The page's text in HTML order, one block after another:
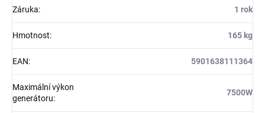
Záruka: 1 rok
Hmotnost: 165 kg
EAN: 5901638111364
Maximální výkon
generátoru:
7500W